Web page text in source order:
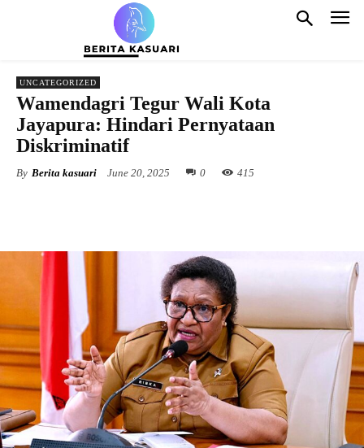
UNCATEGORIZED
Wamendagri Tegur Wali Kota
Jayapura: Hindari Pernyataan
Diskriminatif
By Berita kasuari June 20, 2025 0 415